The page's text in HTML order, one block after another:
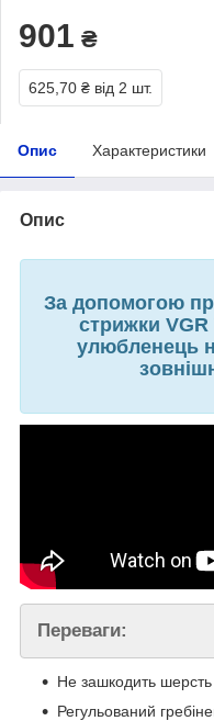
901 ₴
625,70 ₴ від 2 шт.
Опис Характеристики
Опис
За допомогою
стрижки
улюбленець
Переваги:
Не зашкодить шерсть
Регульований